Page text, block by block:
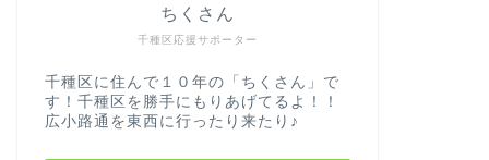
千種区応援サポーター
ちくさん
千種区に住んで１０年の「ちくさん」で
す！千種区を勝手にもりあげてるよ！！
広小路通を東西に行ったり来たり♪